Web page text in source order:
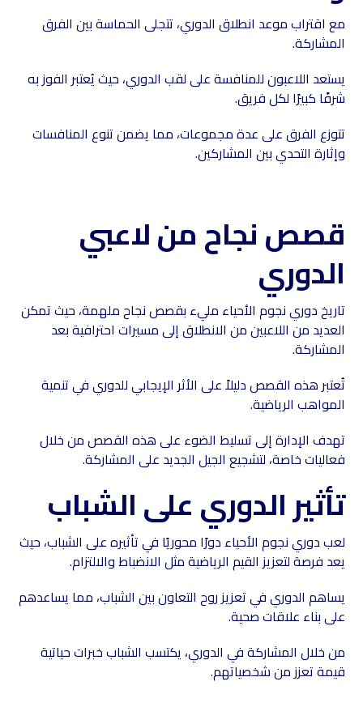
مع اقتراب موعد انطلاق الدوري، تتجلى الحماسة بين الفرق
المشاركة.
يستعد اللاعبون للمنافسة على لقب الدوري، حيث يُعتبر الفوز به
شرفًا كبيرًا لكل فريق.
تتوزع الفرق على عدة مجموعات، مما يضمن تنوع المنافسات
وإثارة التحدي بين المشاركين.
قصص نجاح من لاعبي
الدوري
تاريخ دوري نجوم الأحياء مليء بقصص نجاح ملهمة، حيث تمكن
العديد من اللاعبين من الانطلاق إلى مسيرات احترافية بعد
المشاركة.
تُعتبر هذه القصص دليلاً على الأثر الإيجابي للدوري في تنمية
المواهب الرياضية.
تهدف الإدارة إلى تسليط الضوء على هذه القصص من خلال
فعاليات خاصة، لتشجيع الجيل الجديد على المشاركة.
تأثير الدوري على الشباب
لعب دوري نجوم الأحياء دورًا محوريًا في تأثيره على الشباب، حيث
يعد فرصة لتعزيز القيم الرياضية مثل الانضباط والالتزام.
يساهم الدوري في تعزيز روح التعاون بين الشباب، مما يساعدهم
على بناء علاقات صحية.
من خلال المشاركة في الدوري، يكتسب الشباب خبرات حياتية
قيمة تعزز من شخصياتهم.